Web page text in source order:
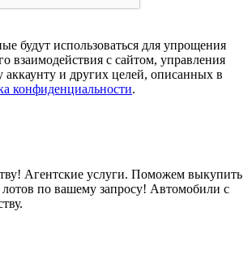
будут использоваться для упрощения
взаимодействия с сайтом, управления
аккаунту и других целей, описанных в
конфиденциальности.
Агентские услуги. Поможем выкупить
по вашему запросу! Автомобили с